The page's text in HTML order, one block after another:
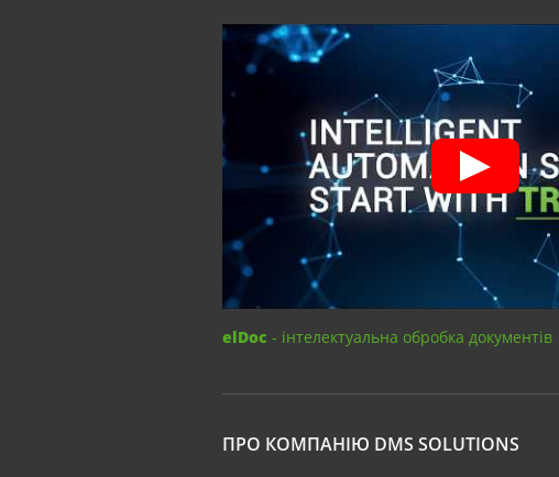
elDoc - інтелектуальна обробка документів
ПРО КОМПАНІЮ DMS SOLUTIONS